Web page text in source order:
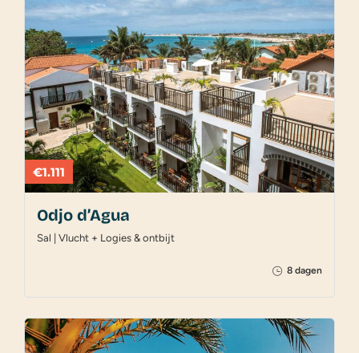
€1.111
Odjo d’Agua
Sal | Vlucht + Logies & ontbijt
8 dagen